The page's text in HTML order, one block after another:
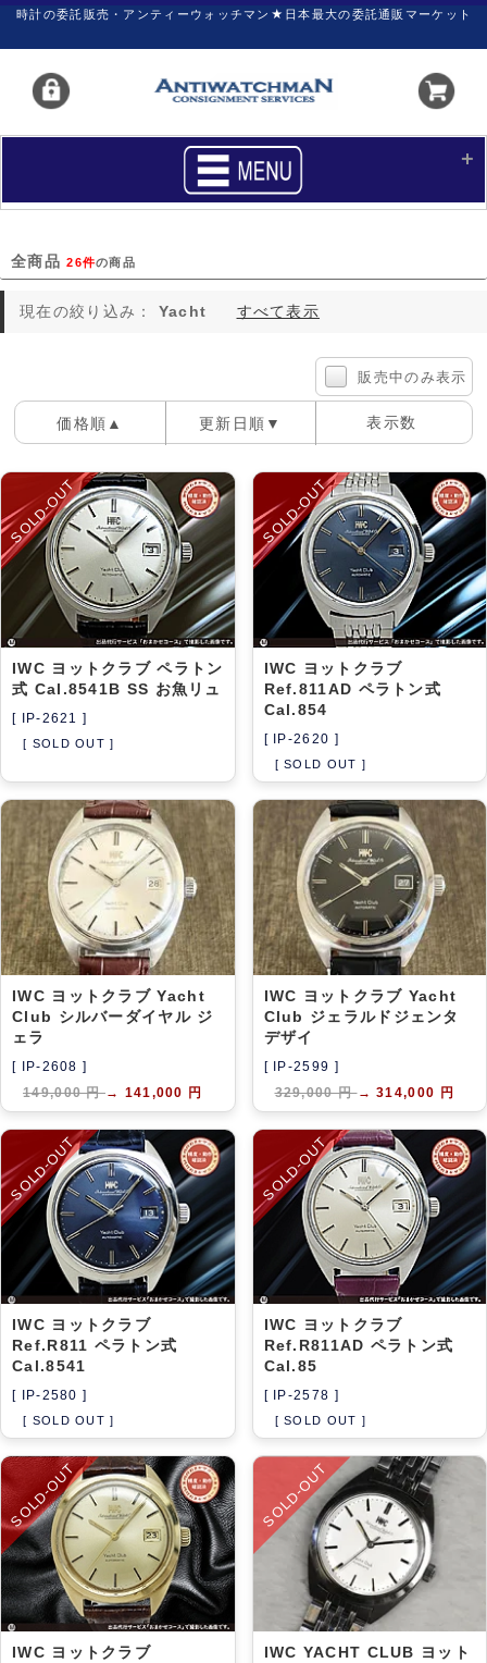
時計の委託販売・アンティーウォッチマン★日本最大の委託通販マーケット
買いたい 売りたい
サポート マイページ
価格ダウン
価格の交渉
アーカイブ ブログ・特集記事
全商品26件の商品
現在の絞り込み： Yacht すべて表示
販売中のみ表示
価格順▲ 更新日順▼ 表示数
40件
60件
100件
SOLD-OUT
IWC ヨットクラブ ペラトン
式 Cal.8541B SS お魚リュ
[ IP-2621 ]
[ SOLD OUT ]
SOLD-OUT
IWC ヨットクラブ
Ref.811AD ペラトン式
Cal.854
[ IP-2620 ]
[ SOLD OUT ]
IWC ヨットクラブ Yacht
Club シルバーダイヤル ジ
ェラ
[ IP-2608 ]
149,000 円→ 141,000 円
IWC ヨットクラブ Yacht
Club ジェラルドジェンタ
デザイ
[ IP-2599 ]
329,000 円→ 314,000 円
SOLD-OUT
IWC ヨットクラブ
Ref.R811 ペラトン式
Cal.8541
[ IP-2580 ]
[ SOLD OUT ]
SOLD-OUT
IWC ヨットクラブ
Ref.R811AD ペラトン式
Cal.85
[ IP-2578 ]
[ SOLD OUT ]
SOLD-OUT
IWC ヨットクラブ
SOLD-OUT
IWC YACHT CLUB ヨット